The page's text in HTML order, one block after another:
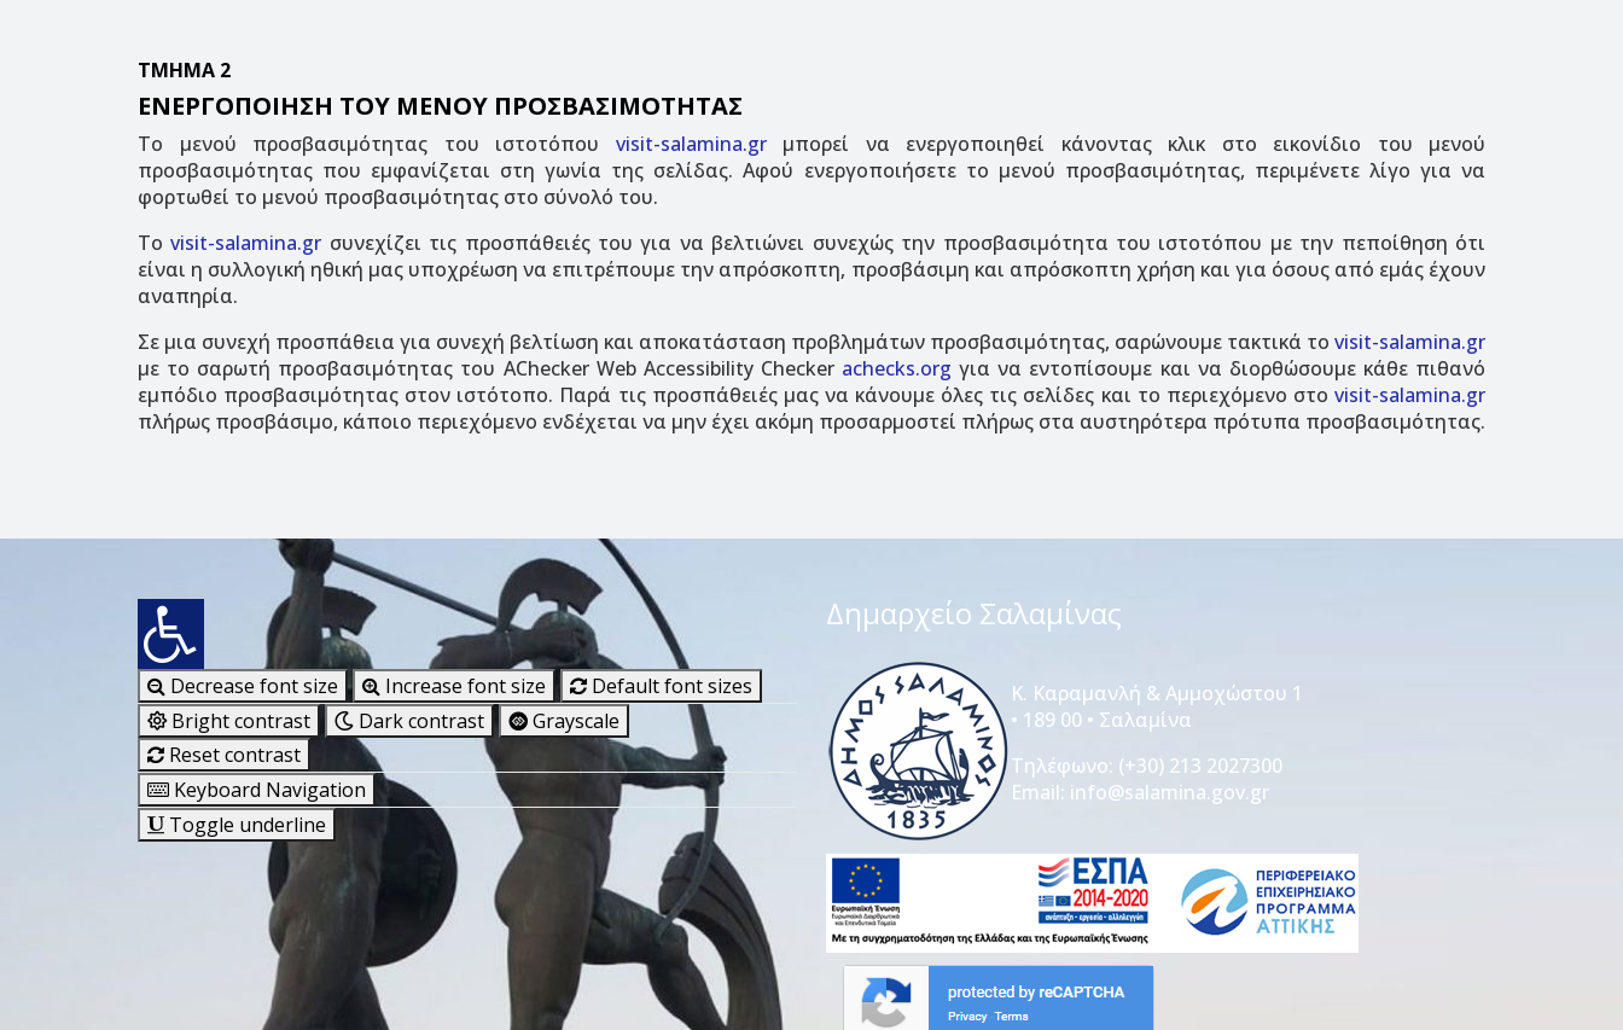
ΤΜΗΜΑ 2
ΕΝΕΡΓΟΠΟΙΗΣΗ ΤΟΥ ΜΕΝΟΥ ΠΡΟΣΒΑΣΙΜΟΤΗΤΑΣ
Το μενού προσβασιμότητας του ιστοτόπου visit-salamina.grμπορεί να ενεργοποιηθεί κάνοντας κλικ στο εικονίδιο του μενού
προσβασιμότητας που εμφανίζεται στη γωνία της σελίδας. Αφού ενεργοποιήσετε το μενού προσβασιμότητας, περιμένετε λίγο για να
φορτωθεί το μενού προσβασιμότητας στο σύνολό του.
Τοvisit-salamina.gr συνεχίζει τις προσπάθειές του για να βελτιώνει συνεχώς την προσβασιμότητα του ιστοτόπου με την πεποίθηση ότι
είναι η συλλογική ηθική μας υποχρέωση να επιτρέπουμε την απρόσκοπτη, προσβάσιμη και απρόσκοπτη χρήση και για όσους από εμάς έχουν
αναπηρία.
Σε μια συνεχή προσπάθεια για συνεχή βελτίωση και αποκατάσταση προβλημάτων προσβασιμότητας, σαρώνουμε τακτικά το visit-salamina.gr
με το σαρωτή προσβασιμότητας του AChecker Web Accessibility Checker achecks.org για να εντοπίσουμε και να διορθώσουμε κάθε πιθανό
εμπόδιο προσβασιμότητας στον ιστότοπο. Παρά τις προσπάθειές μας να κάνουμε όλες τις σελίδες και το περιεχόμενο στο visit-salamina.gr
πλήρως προσβάσιμο, κάποιο περιεχόμενο ενδέχεται να μην έχει ακόμη προσαρμοστεί πλήρως στα αυστηρότερα πρότυπα προσβασιμότητας.
Decrease font size Increase font size
Default font sizes
Bright contrast
Dark contrast
Grayscale
Reset contrast
Keyboard Navigation
Toggle underline
Δημαρχείο Σαλαμίνας
Κ. Καραμανλή & Αμμοχώστου 1
• 189 00 • Σαλαμίνα
Τηλέφωνο: (+30) 213 2027300
Email: info@salamina.gov.gr